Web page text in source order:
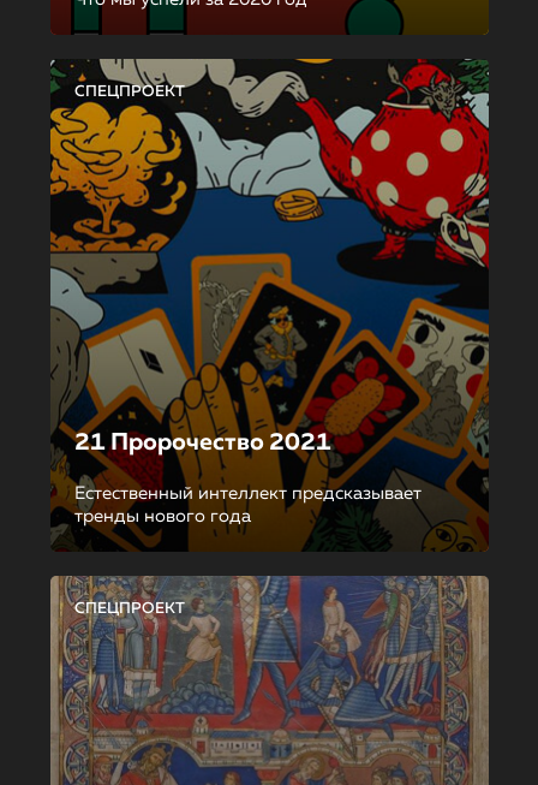
СПЕЦПРОЕКТ
21 Пророчество 2021
Естественный интеллект предсказывает
тренды нового года
СПЕЦПРОЕКТ